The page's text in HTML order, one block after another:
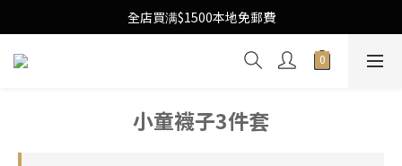
Free Local Shipping Upon $1500 purchase
全店買满$1500本地免郵費
Free Local Shipping Upon $1500 purchase
小童襪子3件套